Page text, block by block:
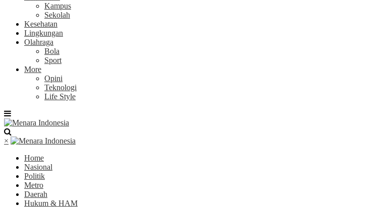
Kampus
Sekolah
Kesehatan
Lingkungan
Olahraga
Bola
Sport
More
Opini
Teknologi
Life Style
×
Home
Nasional
Politik
Metro
Daerah
Hukum & HAM